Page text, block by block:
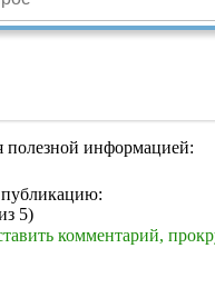
полезной информацией:
5)
комментарий,